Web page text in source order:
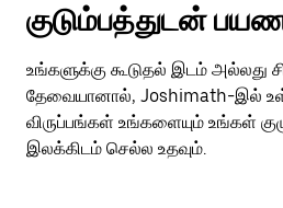
குடும்பத்துடன்
உங்களுக்கு கூடுதல் இடம் அல்லது
தேவையானால், Joshimath-இல்
விருப்பங்கள் உங்களையும் உங்கள்
இலக்கிடம் செல்ல உதவும்.